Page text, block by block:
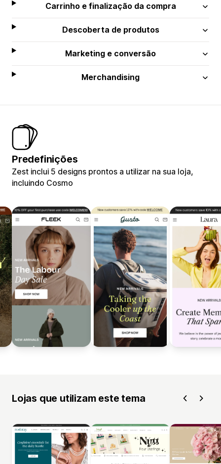
Carrinho e finalização da compra
Descoberta de produtos
Marketing e conversão
Merchandising
Predefinições
Zest inclui 5 designs prontos a utilizar na sua loja,
incluindo Cosmo
Lojas que utilizam este tema